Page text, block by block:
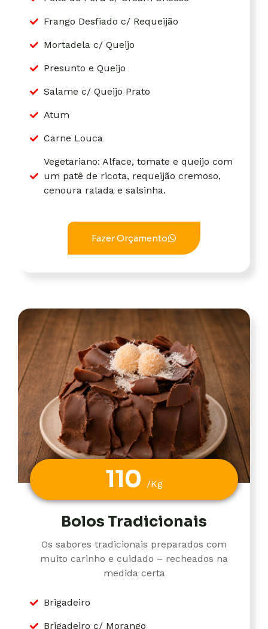
Frango Desfiado c/ Requeijão
Mortadela c/ Queijo
Presunto e Queijo
Salame c/ Queijo Prato
Atum
Carne Louca
Vegetariano: Alface, tomate e queijo com
um patê de ricota, requeijão cremoso,
cenoura ralada e salsinha.
Fazer Orçamento
110 /Kg
Bolos Tradicionais
Os sabores tradicionais preparados com
muito carinho e cuidado – recheados na
medida certa
Brigadeiro
Brigadeiro c/ Morango